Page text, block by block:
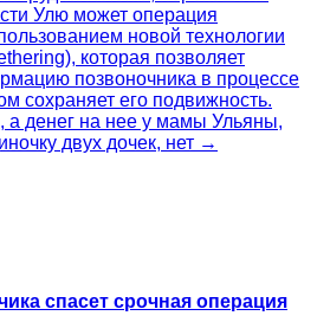
Улю может операция
новой технологии
которая позволяет
позвоночника в процессе
сохраняет его подвижность.
а денег на нее у мамы Ульяны,
двух дочек, нет →
спасет срочная операция